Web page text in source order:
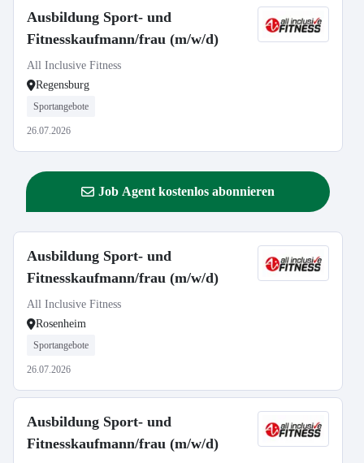
Ausbildung Sport- und
Fitnesskaufmann/frau (m/w/d)
All Inclusive Fitness
Regensburg
Sportangebote
26.07.2026
Job Agent kostenlos abonnieren
Ausbildung Sport- und
Fitnesskaufmann/frau (m/w/d)
All Inclusive Fitness
Rosenheim
Sportangebote
26.07.2026
Ausbildung Sport- und
Fitnesskaufmann/frau (m/w/d)